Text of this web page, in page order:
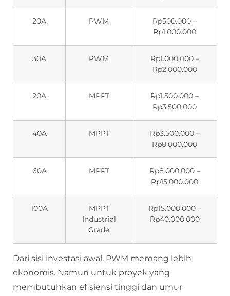
20A PWM
Rp500.000 –
Rp1.000.000
30A PWM
Rp1.000.000 –
Rp2.000.000
20A MPPT
Rp1.500.000 –
Rp3.500.000
40A MPPT
Rp3.500.000 –
Rp8.000.000
60A MPPT
Rp8.000.000 –
Rp15.000.000
100A
MPPT
Industrial
Grade
Rp15.000.000 –
Rp40.000.000
Dari sisi investasi awal, PWM memang lebih
ekonomis. Namun untuk proyek yang
membutuhkan efisiensi tinggi dan umur